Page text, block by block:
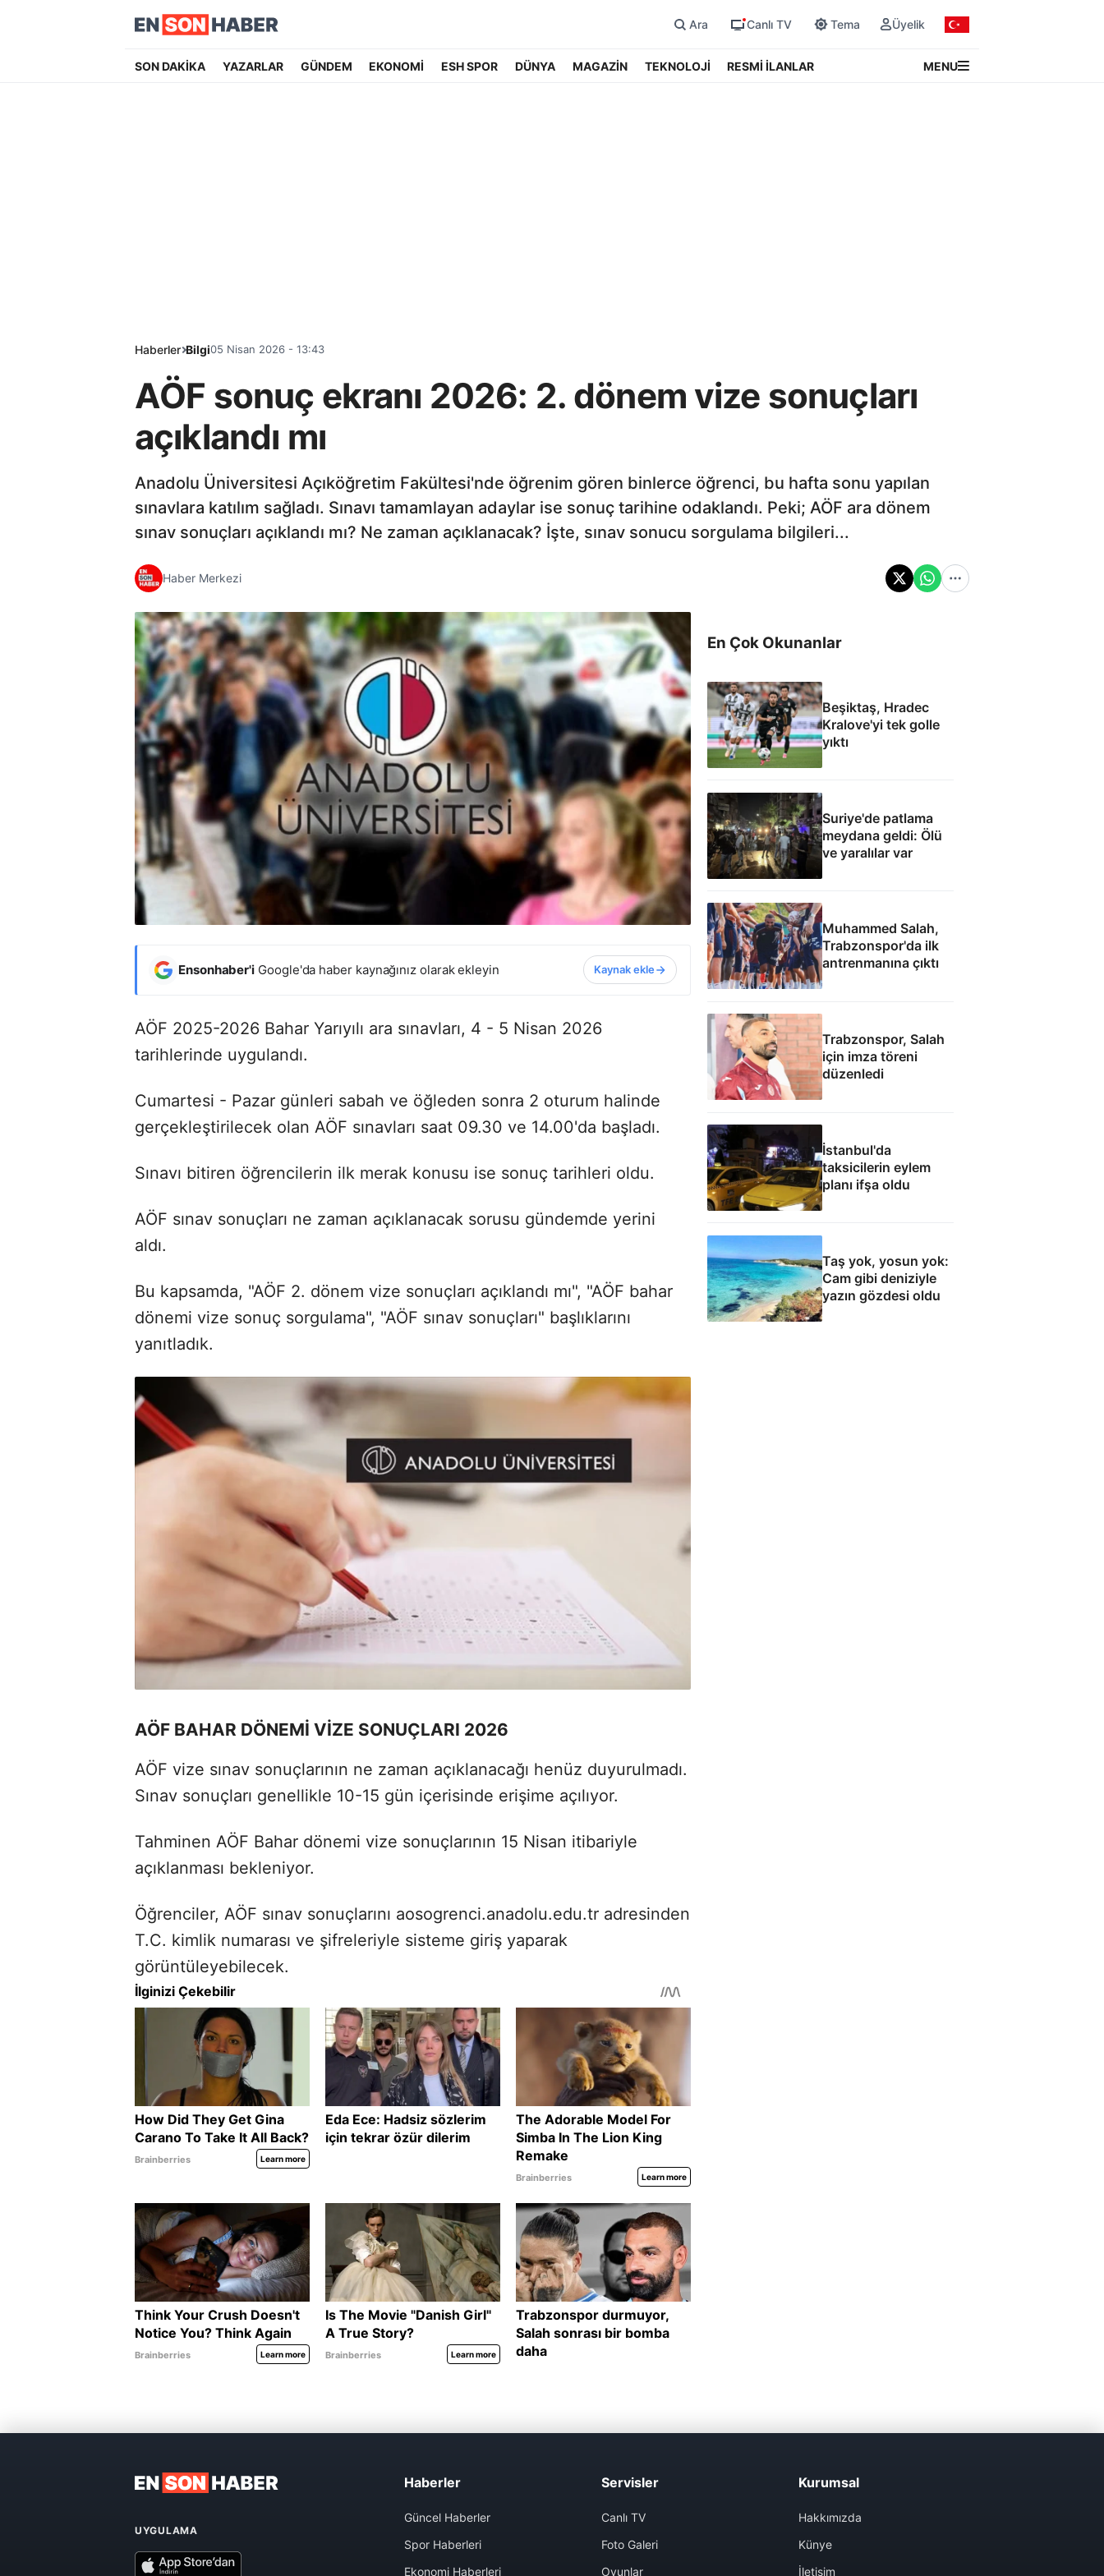
Ara Canlı TV Tema Üyelik
SON DAKİKA YAZARLAR GÜNDEM EKONOMİ ESH SPOR DÜNYA MAGAZİN TEKNOLOJİ RESMİ İLANLAR MENU
Haberler Bilgi05 Nisan 2026 - 13:43
AÖF sonuç ekranı 2026: 2. dönem vize sonuçları
açıklandı mı
Anadolu Üniversitesi Açıköğretim Fakültesi'nde öğrenim gören binlerce öğrenci, bu hafta sonu yapılan
sınavlara katılım sağladı. Sınavı tamamlayan adaylar ise sonuç tarihine odaklandı. Peki; AÖF ara dönem
sınav sonuçları açıklandı mı? Ne zaman açıklanacak? İşte, sınav sonucu sorgulama bilgileri...
Haber Merkezi
Ensonhaber'i Google'da haber kaynağınız olarak ekleyin Kaynak ekle
AÖF 2025-2026 Bahar Yarıyılı ara sınavları, 4 - 5 Nisan 2026
tarihlerinde uygulandı.
Cumartesi - Pazar günleri sabah ve öğleden sonra 2 oturum halinde
gerçekleştirilecek olan AÖF sınavları saat 09.30 ve 14.00'da başladı.
Sınavı bitiren öğrencilerin ilk merak konusu ise sonuç tarihleri oldu.
AÖF sınav sonuçları ne zaman açıklanacak sorusu gündemde yerini
aldı.
Bu kapsamda, "AÖF 2. dönem vize sonuçları açıklandı mı", "AÖF bahar
dönemi vize sonuç sorgulama", "AÖF sınav sonuçları" başlıklarını
yanıtladık.
AÖF BAHAR DÖNEMİ VİZE SONUÇLARI 2026
AÖF vize sınav sonuçlarının ne zaman açıklanacağı henüz duyurulmadı.
Sınav sonuçları genellikle 10-15 gün içerisinde erişime açılıyor.
Tahminen AÖF Bahar dönemi vize sonuçlarının 15 Nisan itibariyle
açıklanması bekleniyor.
Öğrenciler, AÖF sınav sonuçlarını aosogrenci.anadolu.edu.tr adresinden
T.C. kimlik numarası ve şifreleriyle sisteme giriş yaparak
görüntüleyebilecek.
En Çok Okunanlar
Beşiktaş, Hradec
Kralove'yi tek golle
yıktı
Suriye'de patlama
meydana geldi: Ölü
ve yaralılar var
Muhammed Salah,
Trabzonspor'da ilk
antrenmanına çıktı
Trabzonspor, Salah
için imza töreni
düzenledi
İstanbul'da
taksicilerin eylem
planı ifşa oldu
Taş yok, yosun yok:
Cam gibi deniziyle
yazın gözdesi oldu
UYGULAMA
Haberler
Güncel Haberler
Spor Haberleri
Ekonomi Haberleri
Servisler
Canlı TV
Foto Galeri
Oyunlar
Kurumsal
Hakkımızda
Künye
İletişim